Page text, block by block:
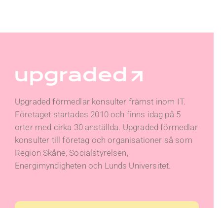
Upgraded förmedlar konsulter främst inom IT.
Företaget startades 2010 och finns idag på 5
orter med cirka 30 anställda. Upgraded förmedlar
konsulter till företag och organisationer så som
Region Skåne, Socialstyrelsen,
Energimyndigheten och Lunds Universitet.